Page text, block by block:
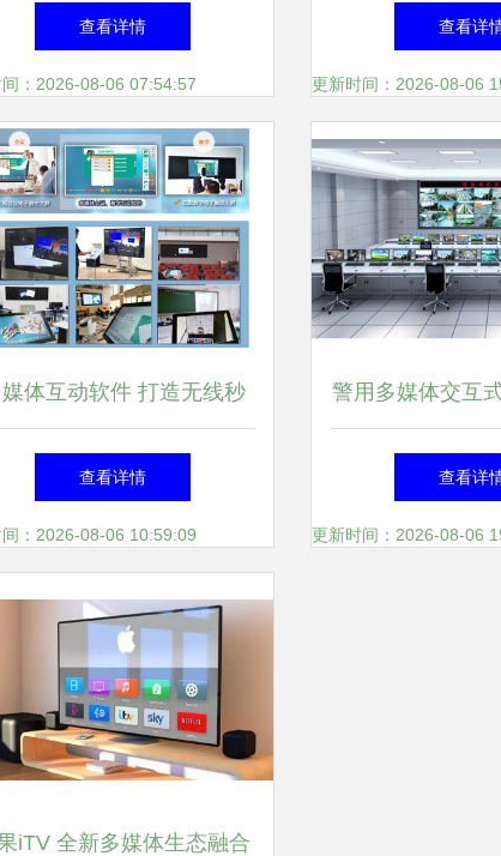
与版权边界的理性探讨
查看详情
：2026-08-06 07:54:57
级副总裁刘玉湛
就能赢在世界——
的破局与
查看详
更新时间：2026-08-06
体互动软件 打造无线秒
推的多媒体文档体验
查看详情
：2026-08-06 10:59:09
警用多媒体交互
决方案 构建智能
新生
查看详
更新时间：2026-08-06
iTV 全新多媒体生态融合